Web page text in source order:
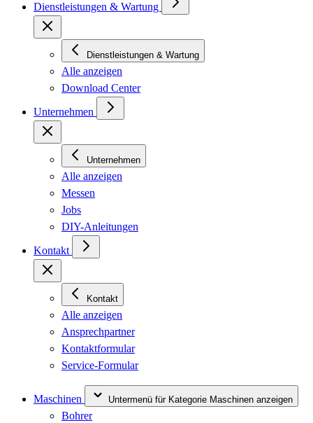
Dienstleistungen & Wartung
Dienstleistungen & Wartung
Alle anzeigen
Download Center
Unternehmen
Unternehmen
Alle anzeigen
Messen
Jobs
DIY-Anleitungen
Kontakt
Kontakt
Alle anzeigen
Ansprechpartner
Kontaktformular
Service-Formular
Maschinen Untermenü für Kategorie Maschinen anzeigen
Bohrer